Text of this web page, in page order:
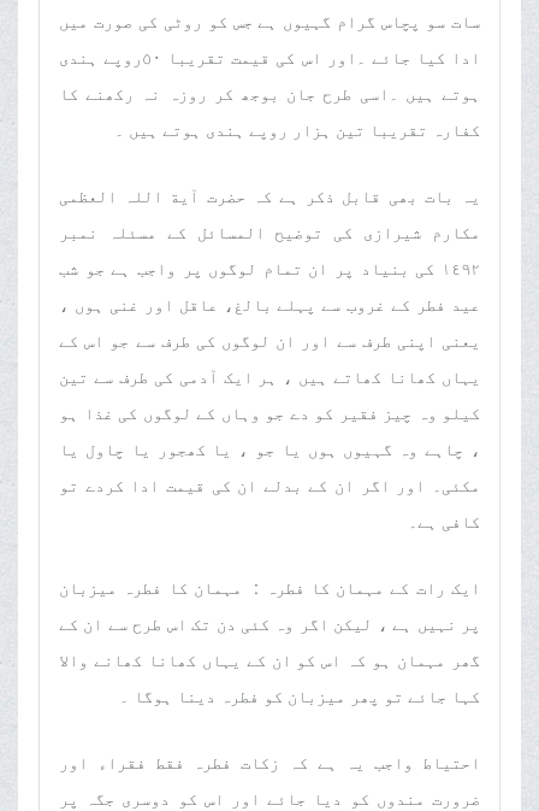
سات سو پچاس گرام گہیوں ہے جس کو روٹی کی صورت میں
ادا کیا جائے ۔اور اس کی قیمت تقریبا ٥٠روپے ہندی
ہوتے ہیں ۔اسی طرح جان بوجھ کر روزہ نہ رکھنے کا
کفارہ تقریبا تین ہزار روپے ہندی ہوتے ہیں ۔
یہ بات بھی قابل ذکر ہے کہ حضرت آیة اللہ العظمی
مکارم شیرازی کی توضیح المسائل کے مسئلہ نمبر
١٤٩٢ کی بنیاد پر ان تمام لوگوں پر واجب ہے جو شب
عید فطر کے غروب سے پہلے بالغ، عاقل اور غنی ہوں ،
یعنی اپنی طرف سے اور ان لوگوں کی طرف سے جو اس کے
یہاں کھانا کھاتے ہیں ، ہر ایک آدمی کی طرف سے تین
کیلو وہ چیز فقیر کو دے جو وہاں کے لوگوں کی غذا ہو
، چاہے وہ گہیوں ہوں یا جو ، یا کھجور یا چاول یا
مکئی۔ اور اگر ان کے بدلے ان کی قیمت ادا کردے تو
کافی ہے۔
ایک رات کے مہمان کا فطرہ : مہمان کا فطرہ میزبان
پر نہیں ہے ، لیکن اگر وہ کئی دن تک اس طرح سے ان کے
گھر مہمان ہو کہ اس کو ان کے یہاں کھانا کھانے والا
کہا جائے تو پھر میزبان کو فطرہ دینا ہوگا ۔
احتیاط واجب یہ ہے کہ زکات فطرہ فقط فقراء اور
ضرورت مندوں کو دیا جائے اور اس کو دوسری جگہ پر